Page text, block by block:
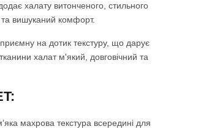
халату витонченого, стильного
та вишуканий комфорт.
на дотик текстуру, що дарує
халат м'який, довговічний та
махрова текстура всередині для